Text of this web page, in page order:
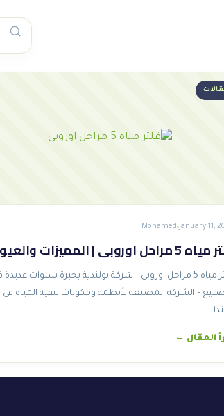
January 11,
Mohamed
اوروبى | المميزات والعيوب
فلتر مياه 5 مراحل اوروبى – شركة بولندية بخبرة سنوات عديدة
– الشركة المصنعة لأنظمة ومكونات تنقية المياه في
المقال ←